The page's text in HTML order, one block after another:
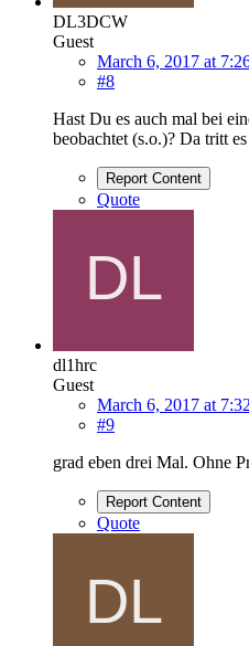
DL3DCW
Guest
March 6, 2017 at
#8
Hast Du es auch mal bei
beobachtet (s.o.)? Da tritt
Report Content
Quote
dl1hrc
Guest
March 6, 2017 at
#9
grad eben drei Mal. Ohne
Report Content
Quote